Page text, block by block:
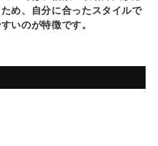
め、自分に合ったスタイルで
いのが特徴です。